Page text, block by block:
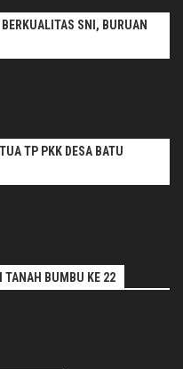
SNI, BURUAN
TP PKK DESA BATU
TANAH BUMBU KE 22